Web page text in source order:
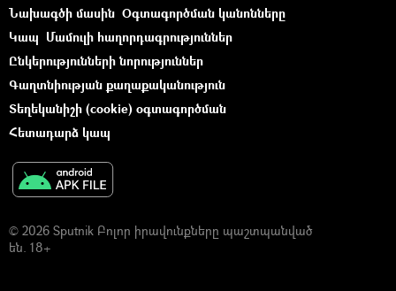
Նախագծի մասին Օգտագործման կանոնները
Կապ Մամուլի հաղորդագրություններ
Ընկերությունների նորություններ
Գաղտնիության քաղաքականություն
Տեղեկանիշի (cookie) օգտագործման
Հետադարձ կապ
© 2026 Sputnik Բոլոր իրավունքները պաշտպանված
են. 18+